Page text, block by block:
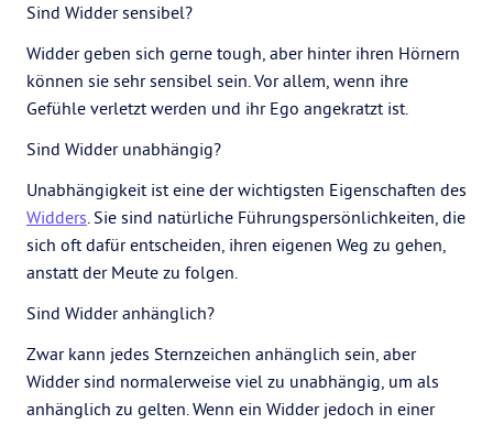
Sind Widder sensibel?
Widder geben sich gerne tough, aber hinter ihren Hörnern
können sie sehr sensibel sein. Vor allem, wenn ihre
Gefühle verletzt werden und ihr Ego angekratzt ist.
Sind Widder unabhängig?
Unabhängigkeit ist eine der wichtigsten Eigenschaften des
Widders. Sie sind natürliche Führungspersönlichkeiten, die
sich oft dafür entscheiden, ihren eigenen Weg zu gehen,
anstatt der Meute zu folgen.
Sind Widder anhänglich?
Zwar kann jedes Sternzeichen anhänglich sein, aber
Widder sind normalerweise viel zu unabhängig, um als
anhänglich zu gelten. Wenn ein Widder jedoch in einer